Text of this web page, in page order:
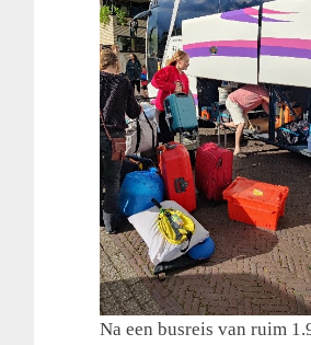
Na een busreis van ruim